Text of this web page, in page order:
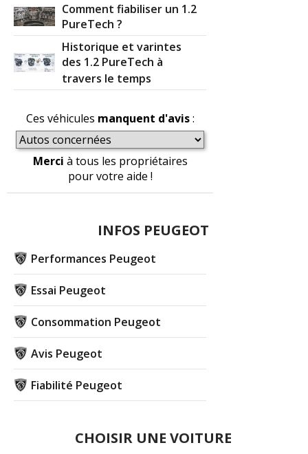
Comment fiabiliser un 1.2
PureTech ?
Historique et varintes
des 1.2 PureTech à
travers le temps
Ces véhicules manquent d'avis:
Merci à tous les propriétaires
pour votre aide !
INFOS PEUGEOT
Performances Peugeot
Essai Peugeot
Consommation Peugeot
Avis Peugeot
Fiabilité Peugeot
CHOISIR UNE VOITURE